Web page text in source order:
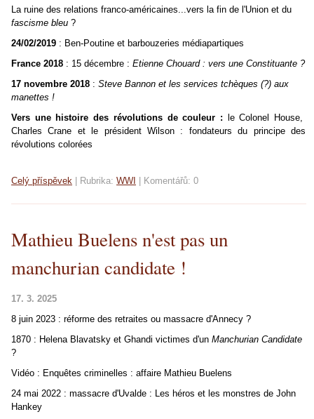
La ruine des relations franco-américaines...vers la fin de l'Union et du
fascisme bleu ?
24/02/2019 : Ben-Poutine et barbouzeries médiapartiques
France 2018 : 15 décembre : Etienne Chouard : vers une Constituante ?
17 novembre 2018 : Steve Bannon et les services tchèques (?) aux
manettes !
Vers une histoire des révolutions de couleur :
le Colonel House,
Charles Crane et le président Wilson : fondateurs du principe des
révolutions colorées
Celý příspěvek Rubrika: WWI Komentářů: 0
Mathieu Buelens n'est pas un
manchurian candidate !
17. 3. 2025
8 juin 2023 : réforme des retraites ou massacre d'Annecy ?
1870 : Helena Blavatsky et Ghandi victimes d'un Manchurian Candidate
?
Vidéo : Enquêtes criminelles : affaire Mathieu Buelens
24 mai 2022 : massacre d'Uvalde : Les héros et les monstres de John
Hankey